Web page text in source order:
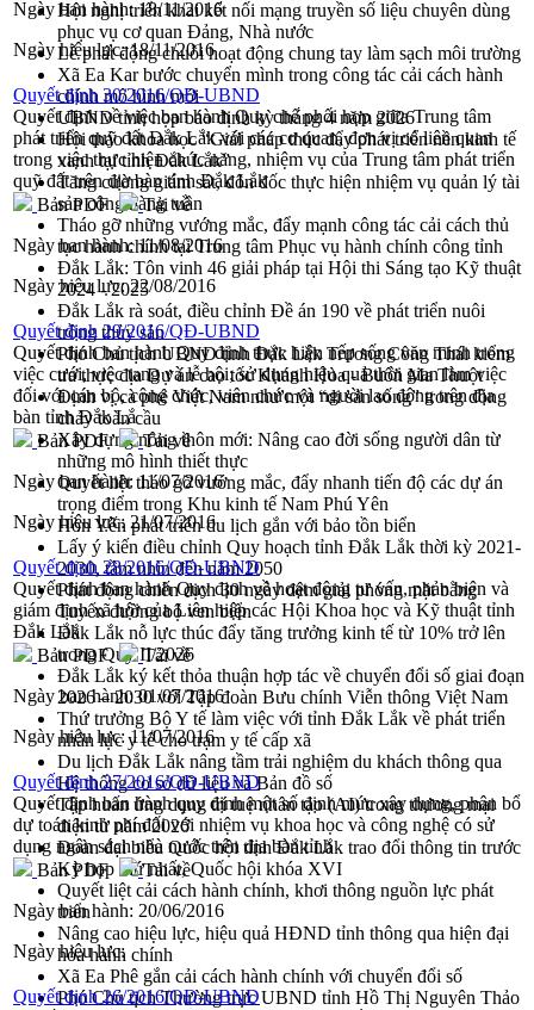
Hội nghị triển khai kết nối mạng truyền số liệu chuyên dùng
phục vụ cơ quan Đảng, Nhà nước
Lễ phát động chuỗi hoạt động chung tay làm sạch môi trường
Xã Ea Kar bước chuyển mình trong công tác cải cách hành
chính mô hình mới
UBND tỉnh họp báo định kỳ tháng 4 năm 2026
Hội thảo khoa học “Giải pháp thúc đẩy phát triển nền kinh tế
xanh tại tỉnh Đắk Lắk”
Tăng cường giám sát, đôn đốc thực hiện nhiệm vụ quản lý tài
sản công hàng tuần
Tháo gỡ những vướng mắc, đẩy mạnh công tác cải cách thủ
tục hành chính tại Trung tâm Phục vụ hành chính công tỉnh
Đắk Lắk: Tôn vinh 46 giải pháp tại Hội thi Sáng tạo Kỹ thuật
2024 - 2025
Đắk Lắk rà soát, điều chỉnh Đề án 190 về phát triển nuôi
trồng thủy sản
Phó Chủ tịch UBND tỉnh Đắk Lắk Trương Công Thái kiểm
tra thực địa Dự án cao tốc Khánh Hòa - Buôn Ma Thuột
Định vị cà phê Việt Nam như một “di sản sống” trong dòng
chảy toàn cầu
Xây dựng nông thôn mới: Nâng cao đời sống người dân từ
những mô hình thiết thực
Quyết liệt tháo gỡ vướng mắc, đẩy nhanh tiến độ các dự án
trọng điểm trong Khu kinh tế Nam Phú Yên
Hòn Yến phát triển du lịch gắn với bảo tồn biển
Lấy ý kiến điều chỉnh Quy hoạch tỉnh Đắk Lắk thời kỳ 2021-
2030, tầm nhìn đến năm 2050
Phát động chiến dịch 30 ngày đêm giải phóng mặt bằng
Tuyến đường bộ ven biển
Đắk Lắk nỗ lực thúc đẩy tăng trưởng kinh tế từ 10% trở lên
trong Quý II/2026
Đắk Lắk ký kết thỏa thuận hợp tác về chuyển đổi số giai đoạn
2026 – 2030 với Tập đoàn Bưu chính Viễn thông Việt Nam
Thứ trưởng Bộ Y tế làm việc với tỉnh Đắk Lắk về phát triển
nhân lực y tế cho trạm y tế cấp xã
Du lịch Đắk Lắk nâng tầm trải nghiệm du khách thông qua
Hệ thống cơ sở dữ liệu và Bản đồ số
Tập huấn ứng dụng trí tuệ nhân tạo (AI) trong thương mại
điện tử năm 2026
Đoàn đại biểu Quốc hội tỉnh Đắk Lắk trao đổi thông tin trước
Kỳ họp thứ nhất, Quốc hội khóa XVI
Quyết liệt cải cách hành chính, khơi thông nguồn lực phát
triển
Nâng cao hiệu lực, hiệu quả HĐND tỉnh thông qua hiện đại
hóa hành chính
Xã Ea Phê gắn cải cách hành chính với chuyển đổi số
Phó Chủ tịch Thường trực UBND tỉnh Hồ Thị Nguyên Thảo
Ngày ban hành:18/11/2016
Ngày hiệu lực:18/11/2016
Quyết định 30/2016/QĐ-UBND
Quyết định về việc ban hành Quy chế phối hợp giữa Trung tâm
phát triển quỹ đất Đắk Lắk với các cơ quan, đơn vị có liên quan
trong việc thực hiện chức năng, nhiệm vụ của Trung tâm phát triển
quỹ đất trên địa bàn tỉnh Đắk Lắk
Bản PDF
Tải về
Ngày ban hành:11/08/2016
Ngày hiệu lực:22/08/2016
Quyết định 29/2016/QĐ-UBND
Quyết định ban hành Quy định thực hiện nếp sống văn minh trong
việc cưới, việc tang và lễ hội; sử dụng hiệu quả thời gian làm việc
đối với cán bộ, công chức, viên chức và người lao động trên địa
bàn tỉnh Đắk Lắ
Bản PDF
Tải về
Ngày ban hành:11/07/2016
Ngày hiệu lực: 21/07/2016
Quyết định 28/2016/QĐ-UBND
Quyết định ban hành Quy định về hoạt động tư vấn, phản biện và
giám định xã hội của Liên hiệp các Hội Khoa học và Kỹ thuật tỉnh
Đắk Lắk
Bản PDF
Tải về
Ngày ban hành:01/07/2016
Ngày hiệu lực:11/07/2016
Quyết định 27/2016/QĐ-UBND
Quyết định ban hành quy định một số định mức xây dựng, phân bổ
dự toán kinh phí đối với nhiệm vụ khoa học và công nghệ có sử
dụng ngân sách nhà nước trên địa bàn tỉnh
Bản PDF
Tải về
Ngày ban hành: 20/06/2016
Ngày hiệu lực:
Quyết định 26/2016/QĐ-UBND